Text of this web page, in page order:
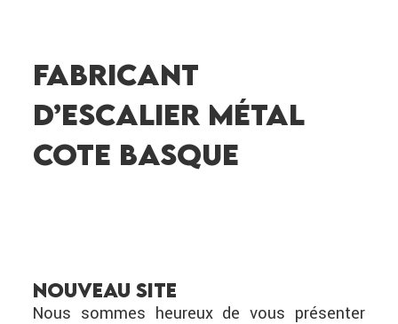
FABRICANT
D’ESCALIER MÉTAL
COTE BASQUE
NOUVEAU SITE
Nous sommes heureux de vous présenter